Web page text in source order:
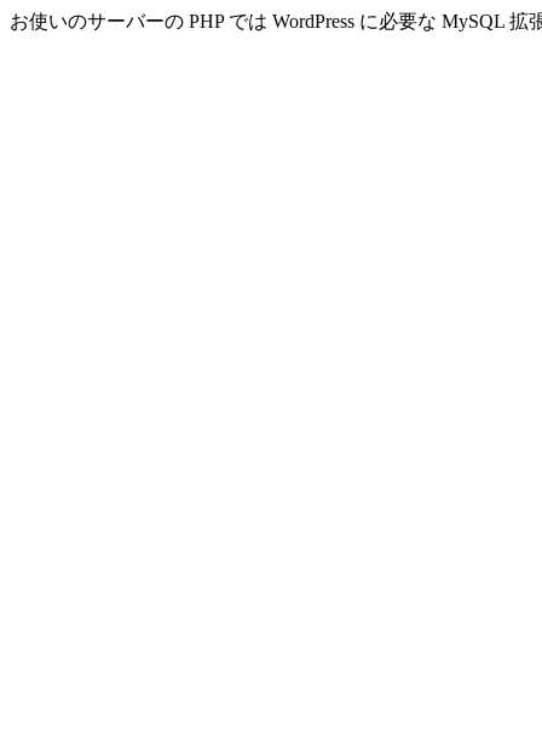
お使いのサーバーの PHP では WordPress に必要な MySQL